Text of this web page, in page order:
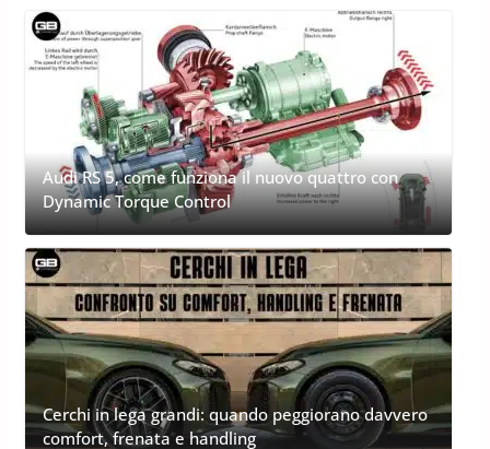
Audi RS 5, come funziona il nuovo quattro con
Dynamic Torque Control
Cerchi in lega grandi: quando peggiorano davvero
comfort, frenata e handling